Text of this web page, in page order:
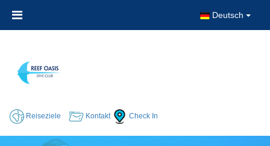
Deutsch
Reiseziele Kontakt Check In